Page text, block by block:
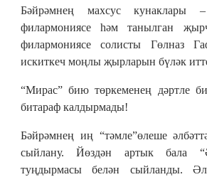
Бәйрәмнең махсус кунаклары
филармониясе һәм танылган
филармониясе солисты Гөлназ
искиткеч моңлы җырларын бүләк
“Мирас” бию төркеменең дәртле
битараф калдырмады!
Бәйрәмнең иң “тәмле”өлеше
сыйлану. Йөздән артык бала
туңдырмасы белән сыйланды.